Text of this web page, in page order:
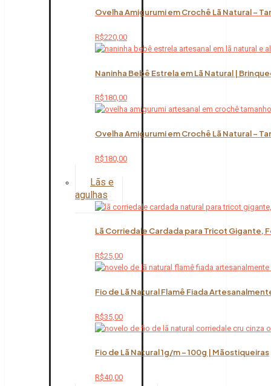
Ovelha Amigurumi em Crochê Lã Natural –
R$220,00
Naninha Bebê Estrela em Lã Natural |
R$180,00
Ovelha Amigurumi em Crochê Lã Natural –
R$180,00
Lãs e
agulhas
Lã Corriedale Cardada para Tricot Gigante,
R$25,00
Fio de Lã Natural Flamê Fiada
R$35,00
Fio de Lã Natural 1g/m – 100g | Mãostiqueiras
R$40,00